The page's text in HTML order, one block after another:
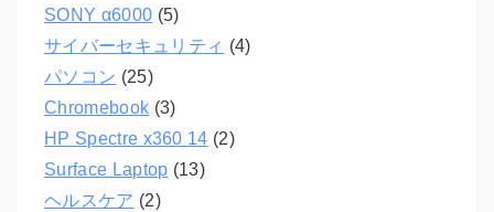
SONY α6000 (5)
サイバーセキュリティ (4)
パソコン (25)
Chromebook (3)
HP Spectre x360 14 (2)
Surface Laptop (13)
ヘルスケア (2)